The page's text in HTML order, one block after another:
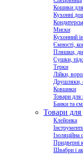
Кошики для
Кухонні
Миски
Кухонний
Ємності,
Пляшки,
Сушки,
Терки
Лійки,
Друшляки,
Ковшики
Товари для
Банки та
Товари
Клейонка
Ізоляційна
Придверні
Швабри і